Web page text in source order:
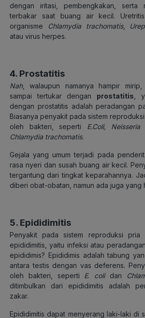
dengan iritasi, pembengkakan, serta
terbakar saat buang air kecil.
organisme
Chlamydia trachomatis,
atau virus herpes.
4. Prostatitis
Nah, walaupun namanya hampir
sampai tertukar dengan prostatitis ,
dengan prostatitis adalah peradangan
Biasanya penyakit pada sistem
oleh bakteri, seperti E.Coli,
Chlamydia trachomatis.
Gejala yang umum terjadi pada
rasa nyeri dan susah buang air kecil.
tergantung dari tingkat keparahannya.
diberi obat-obatan, namun ada juga yang
5. Epididimitis
Penyakit pada sistem reproduksi pria
epididimitis, yaitu infeksi atau
epididimis? Epididimis adalah tabung
antara testis dengan vas deferens.
oleh bakteri, seperti E. colidan
ditimbulkan dari epididimitis adalah
zakar.
Epididimitis dapat menyerang laki-laki di